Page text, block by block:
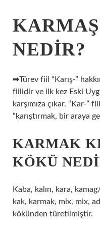
NEDIR?
➡Türev fiil “Karış-”
fiilidir ve ilk kez Eski
karşımıza çıkar. “Kar-”
“karıştırmak, bir araya
KARMAK
KÖKÜ
Kaba, kalın, kara,
kak, karmak, mix, mix,
kökünden türetilmiştir.